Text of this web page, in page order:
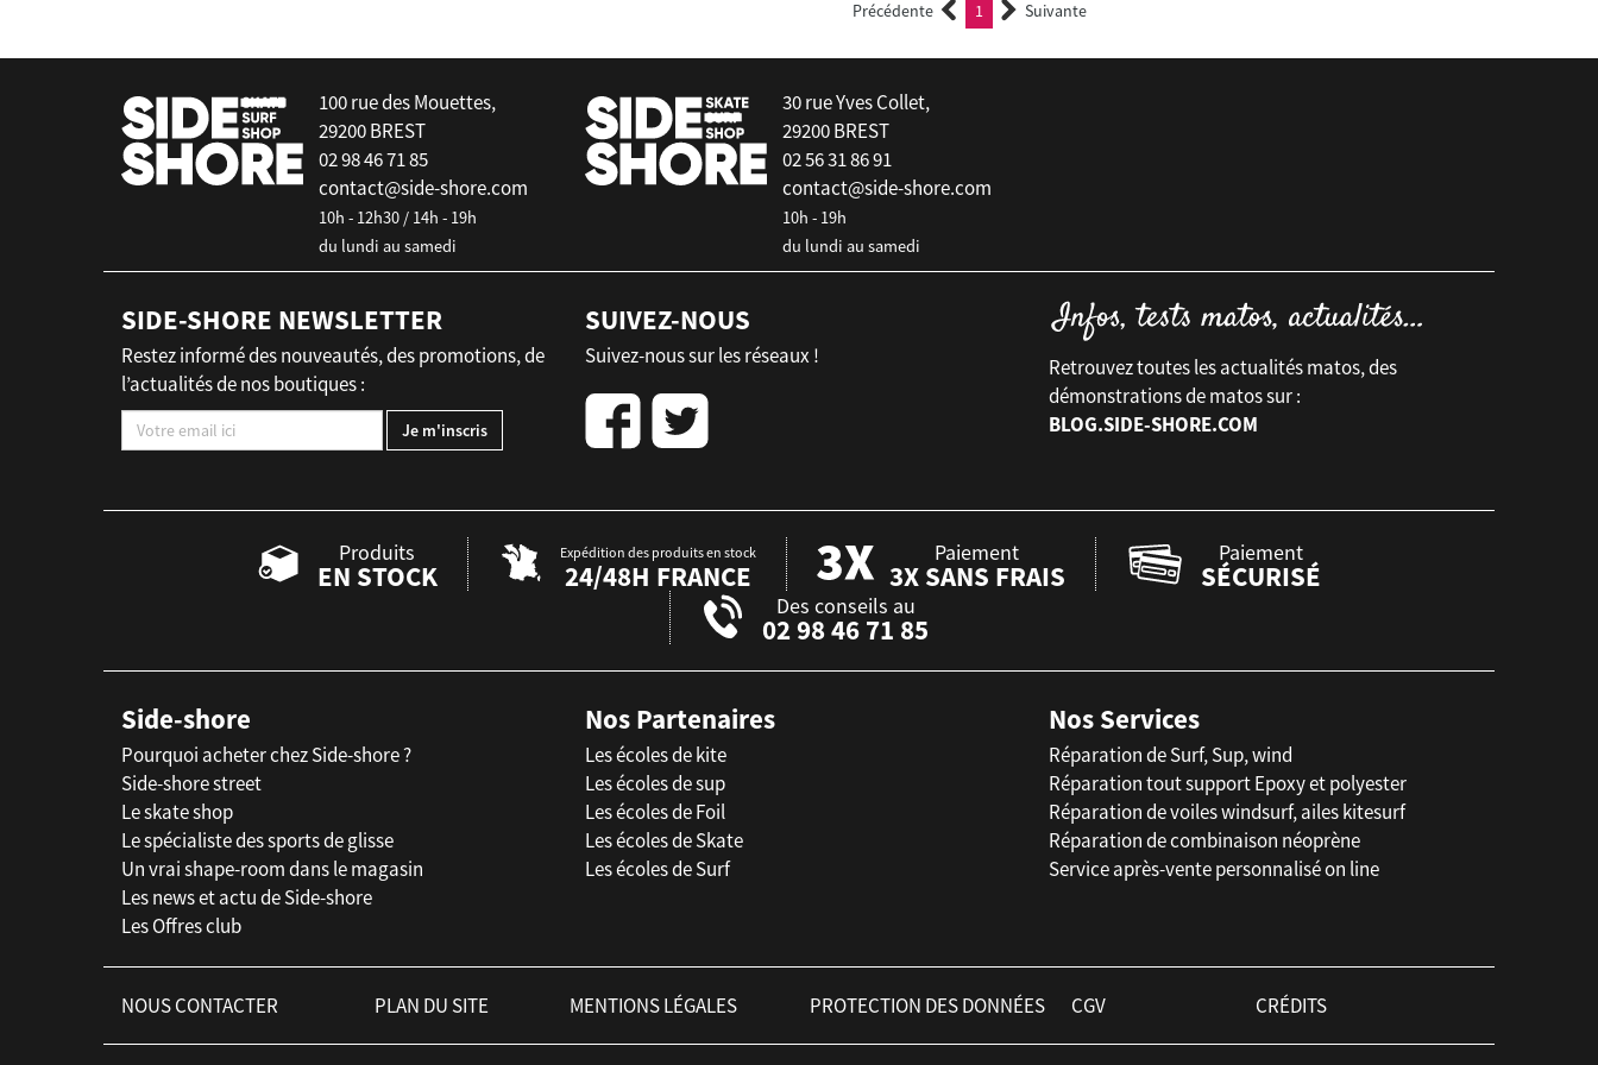
Précédente 1 (current)Suivante
100 rue des Mouettes,
29200 BREST
02 98 46 71 85
contact@side-shore.com
10h - 12h30 / 14h - 19h
du lundi au samedi
30 rue Yves Collet,
29200 BREST
02 56 31 86 91
contact@side-shore.com
10h - 19h
du lundi au samedi
SIDE-SHORE NEWSLETTER
Restez informé des nouveautés, des promotions, de
l’actualités de nos boutiques :
SUIVEZ-NOUS
Suivez-nous sur les réseaux !
Retrouvez toutes les actualités matos, des
démonstrations de matos sur :
BLOG.SIDE-SHORE.COM
Produits
EN STOCK
Expédition des produits en stock
24/48H FRANCE
Paiement
3X SANS FRAIS
Paiement
SÉCURISÉ
Des conseils au
02 98 46 71 85
Side-shore
Pourquoi acheter chez Side-shore ?
Side-shore street
Le skate shop
Le spécialiste des sports de glisse
Un vrai shape-room dans le magasin
Les news et actu de Side-shore
Les Offres club
Nos Partenaires
Les écoles de kite
Les écoles de sup
Les écoles de Foil
Les écoles de Skate
Les écoles de Surf
Nos Services
Réparation de Surf, Sup, wind
Réparation tout support Epoxy et polyester
Réparation de voiles windsurf, ailes kitesurf
Réparation de combinaison néoprène
Service après-vente personnalisé on line
NOUS CONTACTER PLAN DU SITE MENTIONS LÉGALES PROTECTION DES DONNÉES CGV CRÉDITS